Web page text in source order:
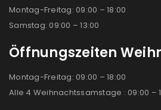
Montag-Freitag: 09:00 – 18:00
Samstag: 09:00 – 13:00
Öffnungszeiten
Montag-Freitag: 09:00 – 18:00
Alle 4 Weihnachtssamstage : 09:00 –